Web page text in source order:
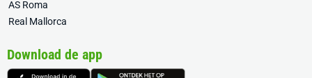
AS Roma
Real Mallorca
Download de app